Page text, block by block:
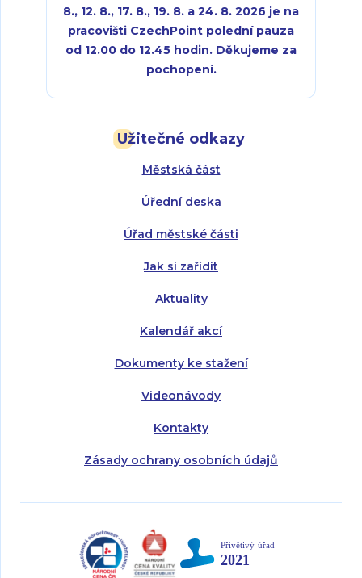
Užitečné odkazy
Městská část
Úřední deska
Úřad městské části
Jak si zařídit
Aktuality
Kalendář akcí
Dokumenty ke stažení
Videonávody
Kontakty
Zásady ochrany osobních údajů
8., 12. 8., 17. 8., 19. 8. a 24. 8. 2026 je na
pracovišti CzechPoint polední pauza
od 12.00 do 12.45 hodin. Děkujeme za
pochopení.
Úterý: 8:00 - 16:00
Úterý: 8:00 - 13:00